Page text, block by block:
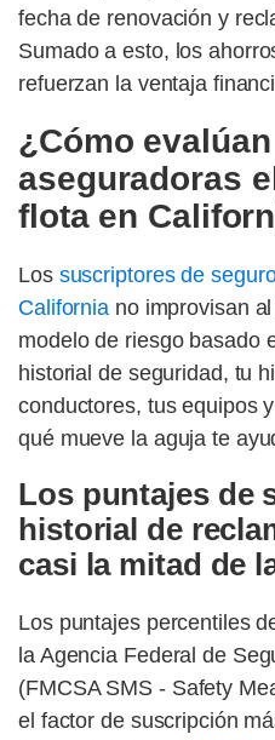
fecha de renovación y
Sumado a esto, los
refuerzan la ventaja
¿Cómo
aseguradoras
flota en
Los suscriptores de
California no improvisan
modelo de riesgo basado
historial de seguridad, tu
conductores, tus equipos
qué mueve la aguja te
Los puntajes de
historial de
casi la mitad de
Los puntajes percentiles
la Agencia Federal de
(FMCSA SMS - Safety
el factor de suscripción